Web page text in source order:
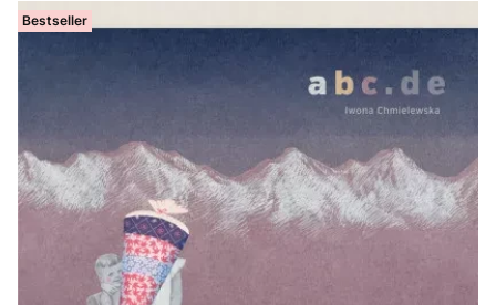
Bestseller